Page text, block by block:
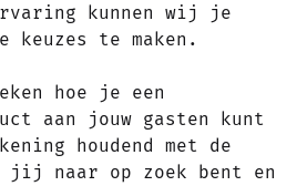
kunnen wij je
keuzes te maken.
hoe je een
aan jouw gasten kunt
houdend met de
jij naar op zoek bent en